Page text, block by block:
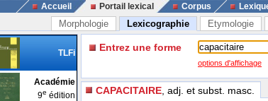
Accueil Portail lexical Corpus
Morphologie Lexicographie Etymologie
TLFi
Académie
9e édition
Entrez une forme
options d'affichage
CAPACITAIRE , adj. et subst. masc.